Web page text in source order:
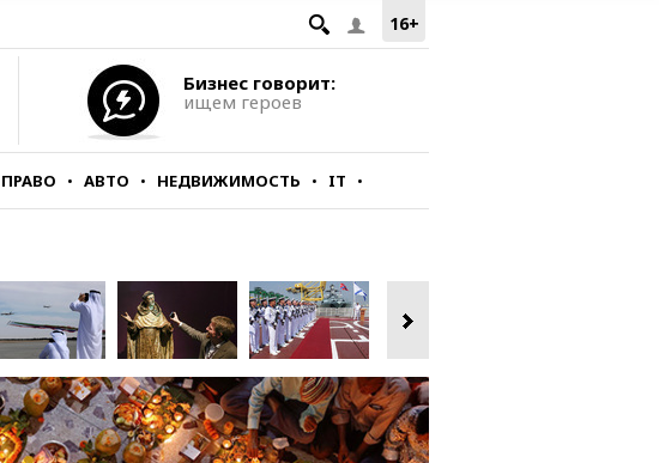
16+
Бизнес говорит:
ищем героев
ПРАВО АВТО НЕДВИЖИМОСТЬ IT